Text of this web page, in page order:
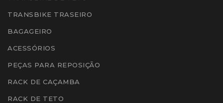
TRANSBIKE TRASEIRO
BAGAGEIRO
ACESSÓRIOS
PEÇAS PARA REPOSIÇÃO
RACK DE CAÇAMBA
RACK DE TETO